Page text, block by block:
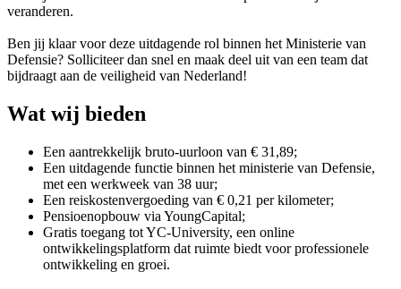
veranderen.
Ben jij klaar voor deze uitdagende rol binnen het Ministerie van
Defensie? Solliciteer dan snel en maak deel uit van een team dat
bijdraagt aan de veiligheid van Nederland!
Wat wij bieden
Een aantrekkelijk bruto-uurloon van € 31,89;
Een uitdagende functie binnen het ministerie van Defensie,
met een werkweek van 38 uur;
Een reiskostenvergoeding van € 0,21 per kilometer;
Pensioenopbouw via YoungCapital;
Gratis toegang tot YC-University, een online
ontwikkelingsplatform dat ruimte biedt voor professionele
ontwikkeling en groei.